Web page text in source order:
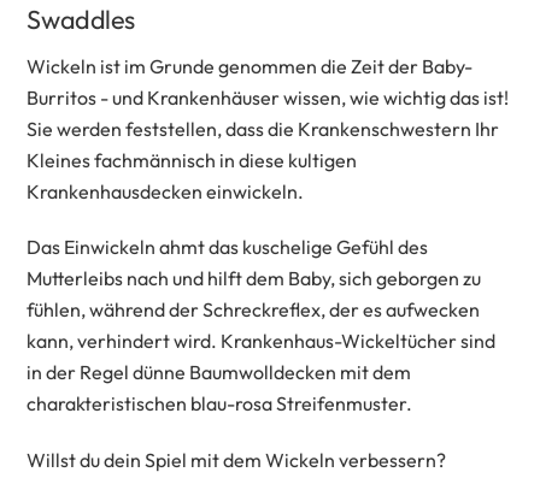
Swaddles
Wickeln ist im Grunde genommen die Zeit der Baby-
Burritos - und Krankenhäuser wissen, wie wichtig das ist!
Sie werden feststellen, dass die Krankenschwestern Ihr
Kleines fachmännisch in diese kultigen
Krankenhausdecken einwickeln.
Das Einwickeln ahmt das kuschelige Gefühl des
Mutterleibs nach und hilft dem Baby, sich geborgen zu
fühlen, während der Schreckreflex, der es aufwecken
kann, verhindert wird. Krankenhaus-Wickeltücher sind
in der Regel dünne Baumwolldecken mit dem
charakteristischen blau-rosa Streifenmuster.
Willst du dein Spiel mit dem Wickeln verbessern?